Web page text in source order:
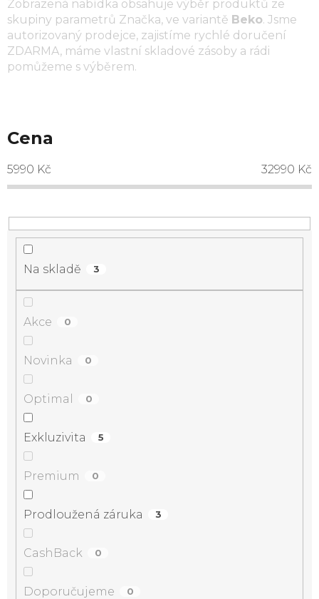
Zobrazená nabídka obsahuje výběr produktů ze
skupiny parametrů Značka, ve variantě Beko. Jsme
autorizovaný prodejce, zajistíme rychlé doručení
ZDARMA, máme vlastní skladové zásoby a rádi
pomůžeme s výběrem.
Cena
5990 Kč 32990 Kč
Na skladě 3
Akce 0
Novinka 0
Optimal 0
Exkluzivita 5
Premium 0
Prodloužená záruka 3
CashBack 0
Doporučujeme 0